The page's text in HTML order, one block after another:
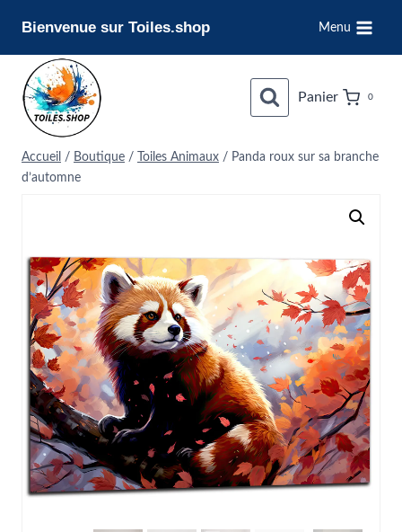
contenu
Bienvenue sur Toiles.shop Menu
Panier 0
Accueil / Boutique / Toiles Animaux / Panda roux sur sa branche
d’automne